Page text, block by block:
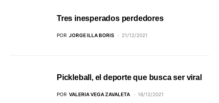
Tres inesperados perdedores
POR JORGE ILLA BORIS 21/12/2021
Pickleball, el deporte que busca ser viral
POR VALERIA VEGA ZAVALETA 16/12/2021